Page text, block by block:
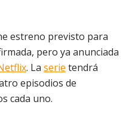
estreno previsto para
pero ya anunciada
. La serie tendrá
episodios de
cada uno.